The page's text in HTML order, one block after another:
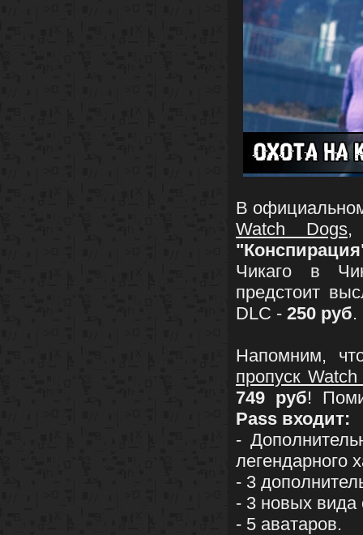
В
Watch Dogs,
Чикаго в
предстоит
DLC - 250 руб.
Напомним,
пропуск
749 руб!
Pass входит:
-
легендарного
- 3
- 3 новых вида
- 5 аватаров.